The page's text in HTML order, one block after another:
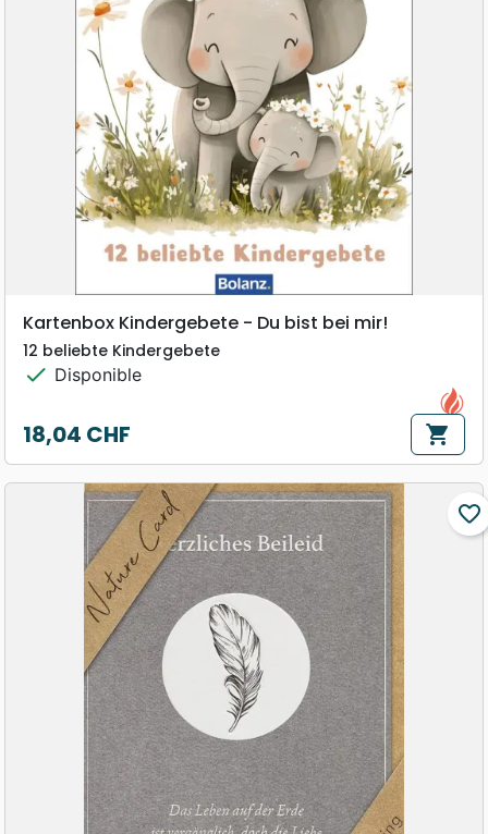
Kartenbox Kindergebete - Du bist bei mir!
12 beliebte Kindergebete
check Disponible
Prix
18,04 CHF shopping_cart
favorite_border